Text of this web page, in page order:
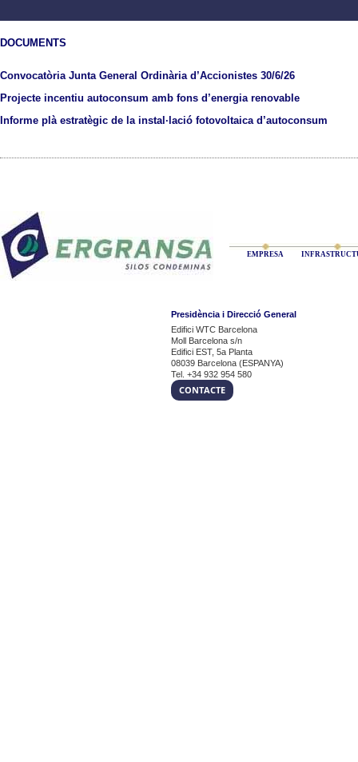
DOCUMENTS
Convocatòria Junta General Ordinària d’Accionistes 30/6/26
Projecte incentiu autoconsum amb fons d’energia renovable
Informe plà estratègic de la instal·lació fotovoltaica d’autoconsum
EMPRESA
Presidència i Direcció General
Edifici WTC Barcelona
Moll Barcelona s/n
Edifici EST, 5a Planta
08039 Barcelona (ESPANYA)
Tel. +34 932 954 580
CONTACTE